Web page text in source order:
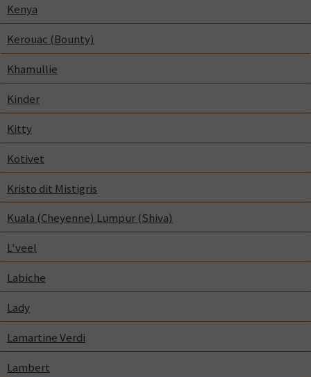
Kenya
Kerouac (Bounty)
Khamullie
Kinder
Kitty
Kotivet
Kristo dit Mistigris
Kuala (Cheyenne) Lumpur (Shiva)
L'veel
Labiche
Lady
Lamartine Verdi
Lambert